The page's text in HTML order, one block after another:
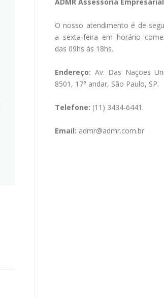
O nosso atendimento é de
a sexta-feira em horário
das 09hs às 18hs.
Endereço: Av. Das Nações
8501, 17° andar, São Paulo, SP.
Telefone: (11) 3434-6441.
Email: admr@admr.com.br